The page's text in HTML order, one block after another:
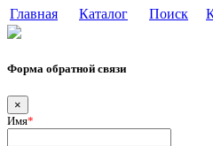
Главная Каталог Поиск
Форма обратной связи
×
Имя*